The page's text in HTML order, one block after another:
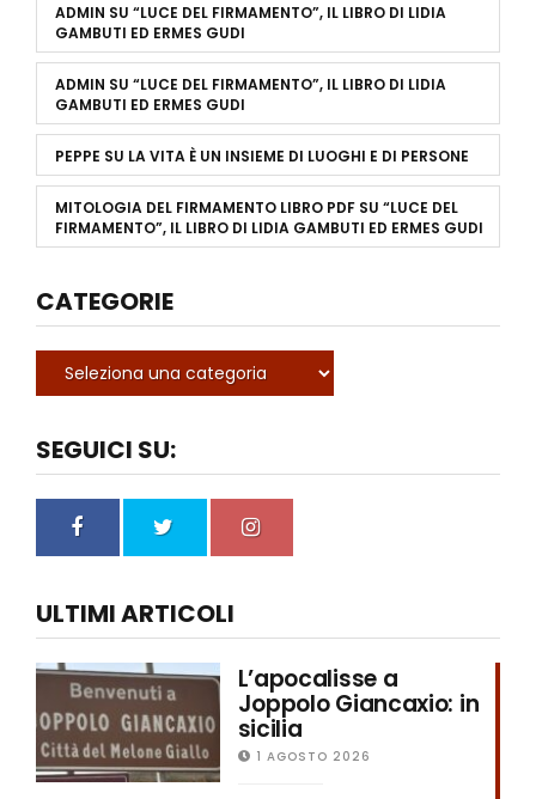
ADMIN SU “LUCE DEL FIRMAMENTO”, IL LIBRO DI LIDIA
GAMBUTI ED ERMES GUDI
ADMIN SU “LUCE DEL FIRMAMENTO”, IL LIBRO DI LIDIA
GAMBUTI ED ERMES GUDI
PEPPE SU LA VITA È UN INSIEME DI LUOGHI E DI PERSONE
MITOLOGIA DEL FIRMAMENTO LIBRO PDF SU “LUCE DEL
FIRMAMENTO”, IL LIBRO DI LIDIA GAMBUTI ED ERMES GUDI
CATEGORIE
SEGUICI SU:
ULTIMI ARTICOLI
L’apocalisse a
Joppolo Giancaxio: in
sicilia
1 AGOSTO 2026